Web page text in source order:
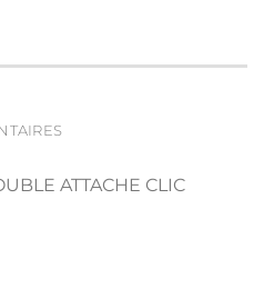
ATTACHE CLIC